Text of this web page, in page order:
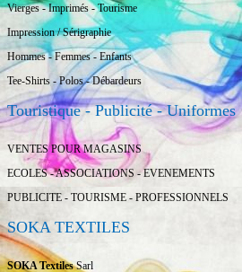
Vierges - Imprimés - Tourisme
Impression / Sérigraphie
Hommes - Femmes - Enfants
Tee-Shirts - Polos - Débardeurs
Touristique - Publicité - Uniformes
VENTES POUR MAGASINS
ECOLES - ASSOCIATIONS - EVENEMENTS
PUBLICITE - TOURISME - PROFESSIONNELS
SOKA TEXTILES
SOKA TextilesSarl